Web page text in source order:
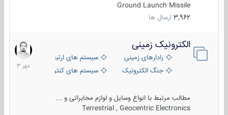
Ground Launch Missile
3,962 ارسال ها
الکترونیک زمینی
رادارهای زمینی
سیستم های ارتباطی و جمع آوری
جنگ الکترونیک
سیستم های کنترل آتش و تجهیزات
مطالب مرتبط با انواع وسایل و لوازم مخابراتی و ...
Terrestrial , Geocentric Electronics
1
مهر
1403